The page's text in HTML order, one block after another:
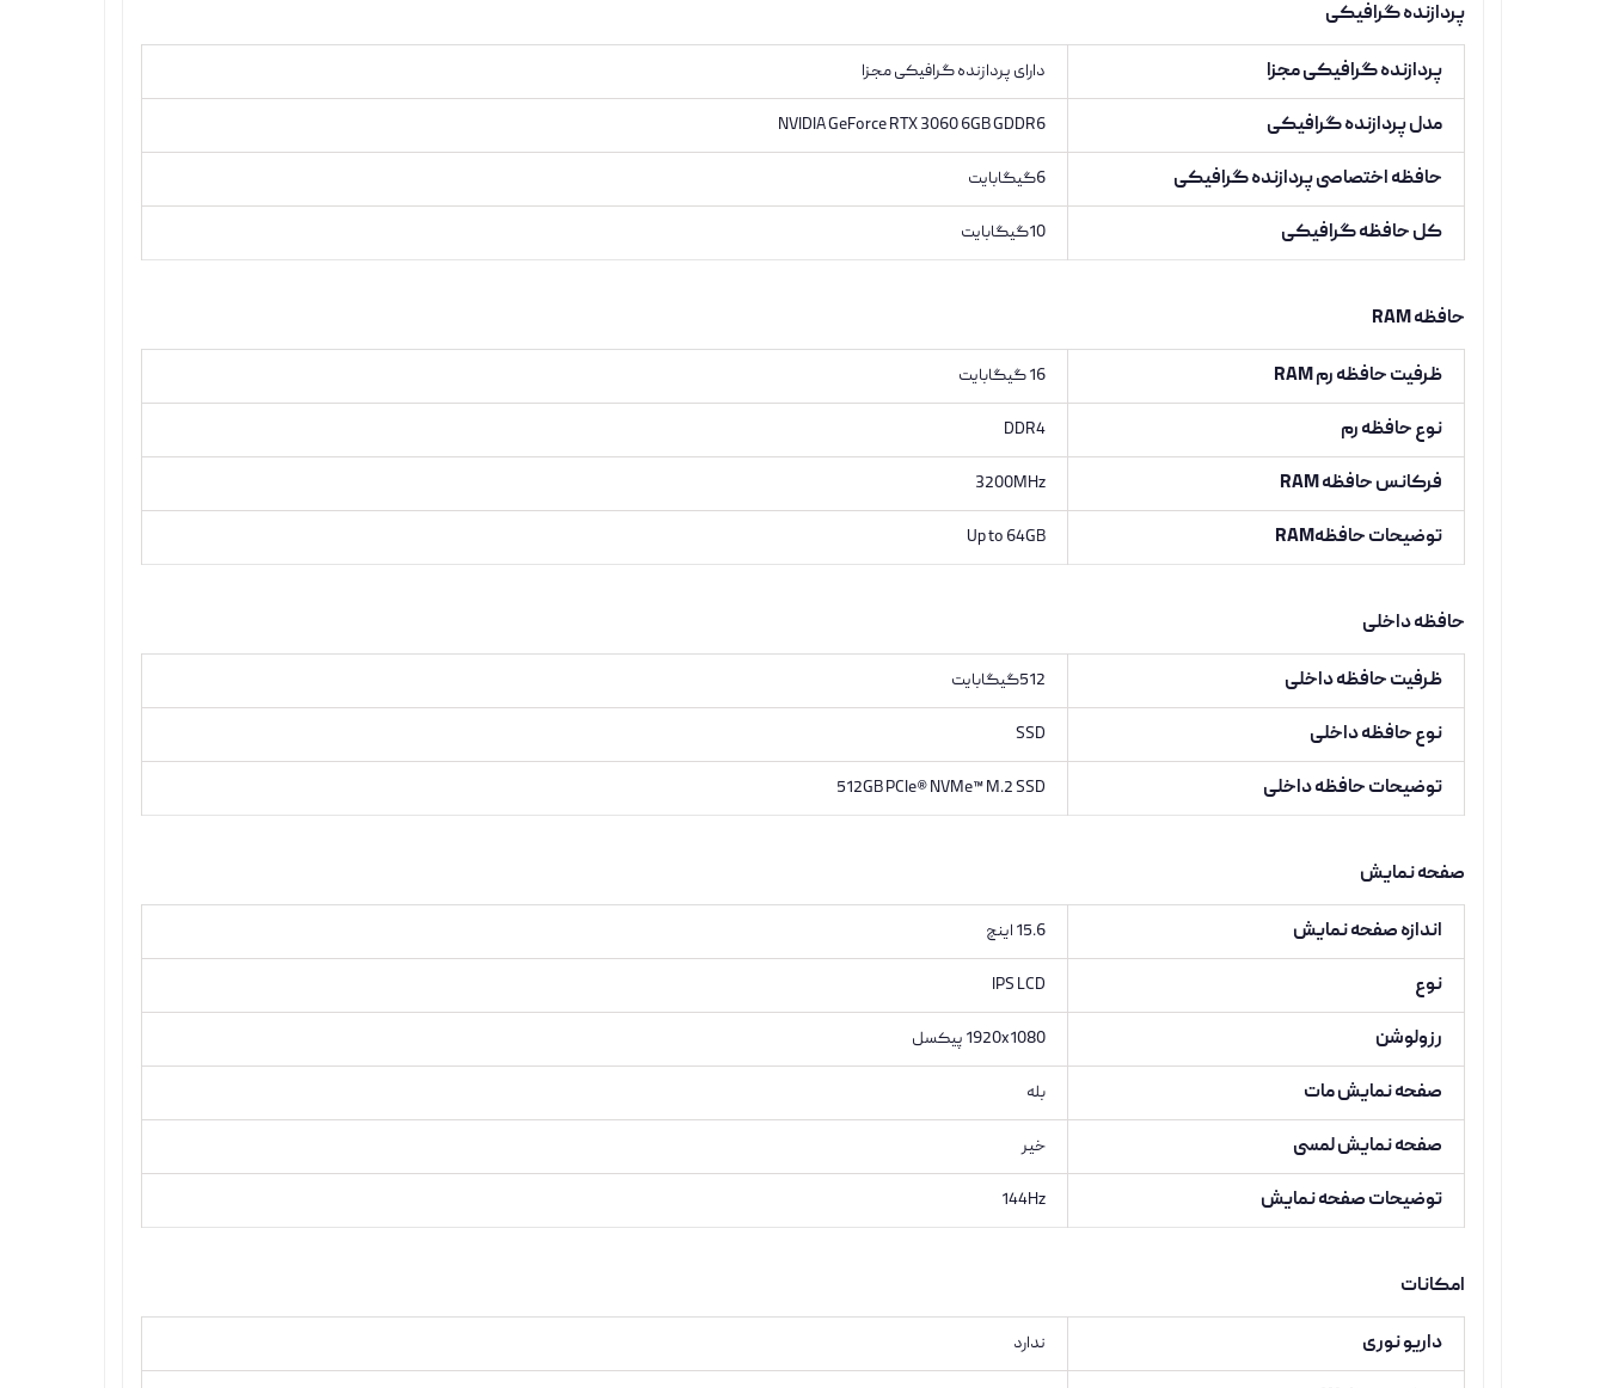
پردازنده گرافیکی
پردازنده گرافیکی مجزا دارای پردازنده گرافیکی مجزا
مدل پردازنده گرافیکی NVIDIA GeForce RTX 3060 6GB GDDR6
حافظه اختصاصی پردازنده گرافیکی 6گیگابایت
کل حافظه گرافیکی 10گیگابایت
حافظه RAM
ظرفیت حافظه رم RAM 16 گیگابایت
نوع حافظه رم DDR4
فرکانس حافظه RAM 3200MHz
توضیحات حافظهRAM Up to 64GB
حافظه داخلی
ظرفیت حافظه داخلی 512گیگابایت
نوع حافظه داخلی SSD
توضیحات حافظه داخلی 512GB PCIe® NVMe™ M.2 SSD
صفحه نمایش
اندازه صفحه نمایش 15.6 اینچ
نوع IPS LCD
رزولوشن 1920x1080 پیکسل
صفحه نمایش مات بله
صفحه نمایش لمسی خیر
توضیحات صفحه نمایش 144Hz
امکانات
داریو نوری ندارد